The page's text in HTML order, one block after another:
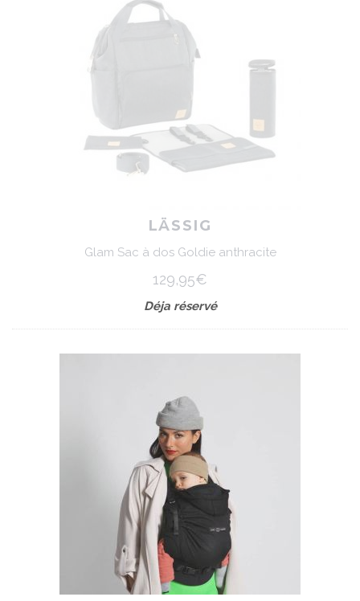
LÄSSIG
Glam Sac à dos Goldie anthracite
129,95€
Déja réservé